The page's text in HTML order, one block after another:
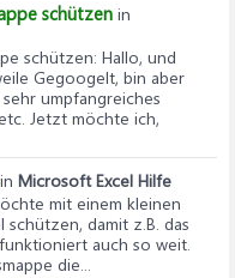
schützen in
schützen: Hallo, und
Gegoogelt, bin aber
umpfangreiches
Jetzt möchte ich,
in Microsoft Excel Hilfe
mit einem kleinen
schützen, damit z.B. das
auch so weit.
die...